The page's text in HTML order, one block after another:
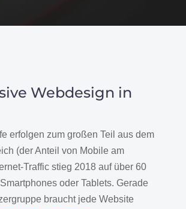
Webdesign in
erfolgen zum großen Teil aus dem
(der Anteil von Mobile am
Traffic stieg 2018 auf über 60
oder Tablets. Gerade
braucht jede Website